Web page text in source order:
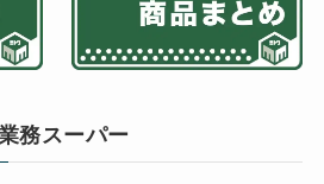
務スーパー